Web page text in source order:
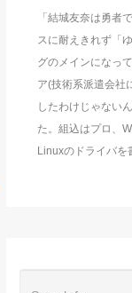
「結城友奈は勇者
スに耐えきれず「
グのメインになっ
ア(技術系派遣会社
したわけじゃない
た。組込はプロ、
Linuxのドライバを